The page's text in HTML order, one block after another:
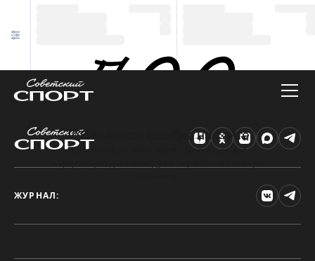
Техническая ошибка на сайте
Произошла ошибка. Чтобы найти нужную
ЖУРНАЛ: